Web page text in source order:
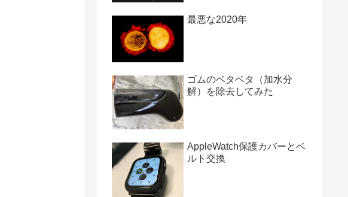
最悪な2020年
ゴムのベタベタ（加水分
解）を除去してみた
AppleWatch保護カバーとベ
ルト交換